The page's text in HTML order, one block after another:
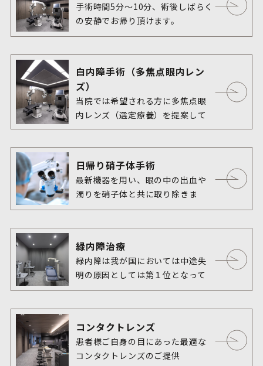
手術時間5分〜10分、術後しばらく
の安静でお帰り頂けます。
白内障手術（多焦点眼内レン
ズ）
当院では希望される方に多焦点眼
内レンズ（選定療養）を提案して
います。
日帰り硝子体手術
最新機器を用い、眼の中の出血や
濁りを硝子体と共に取り除きま
す。
緑内障治療
緑内障は我が国においては中途失
明の原因としては第１位となって
います。2000年頃に岐阜県多治見
以上の男女で約5 %でした。つま
り、40歳以上の成人では20人に1
人が緑内障であり、身近な疾患で
コンタクトレンズ
患者様ご自身の目にあった最適な
コンタクトレンズのご提供